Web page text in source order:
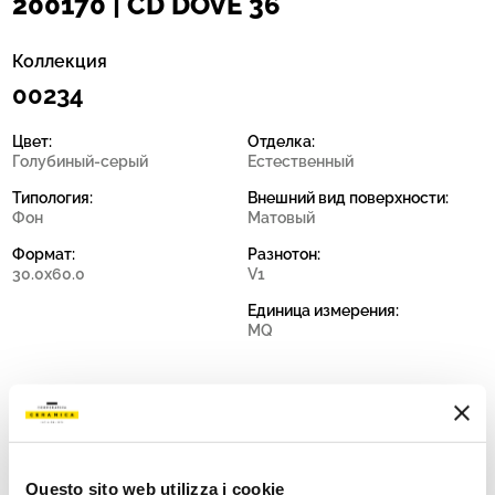
Questo sito web utilizza i cookie
Коллекция
00234
Цвет:
Голубиный-серый
Типология:
Фон
Формат:
30.0x60.0
Отделка:
Естественный
Внешний вид поверхности:
Матовый
Разнотон:
V1
Единица измерения:
MQ